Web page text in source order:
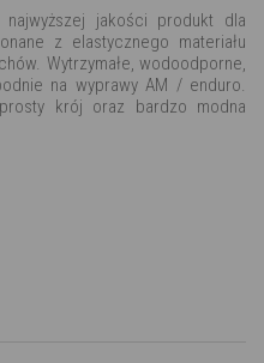
jakości produkt dla
z elastycznego materiału
Wytrzymałe, wodoodporne,
na wyprawy AM / enduro.
prosty krój oraz bardzo modna